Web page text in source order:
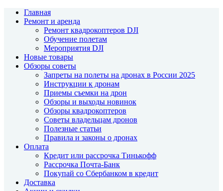
Главная
Ремонт и аренда
Ремонт квадрокоптеров DJI
Обучение полетам
Мероприятия DJI
Новые товары
Обзоры советы
Запреты на полеты на дронах в России 2025
Инструкции к дронам
Приемы съемки на дрон
Обзоры и выходы новинок
Обзоры квадрокоптеров
Советы владельцам дронов
Полезные статьи
Правила и законы о дронах
Оплата
Кредит или рассрочка Тинькофф
Рассрочка Почта-Банк
Покупай со Сбербанком в кредит
Доставка